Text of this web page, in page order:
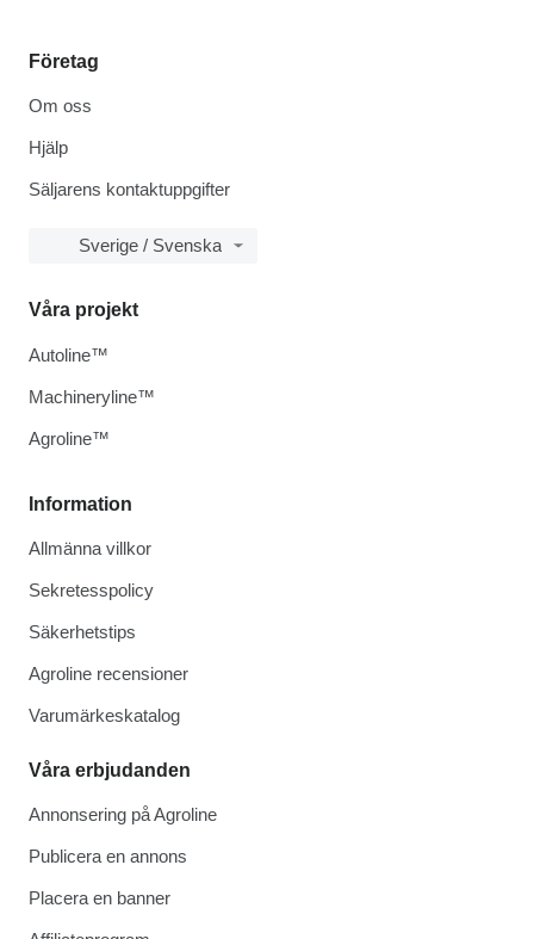
Företag
Om oss
Hjälp
Säljarens kontaktuppgifter
Sverige / Svenska
Information
Allmänna villkor
Sekretesspolicy
Säkerhetstips
Agroline recensioner
Varumärkeskatalog
Våra erbjudanden
Annonsering på Agroline
Publicera en annons
Placera en banner
Våra projekt
Autoline™
Machineryline™
Agroline™